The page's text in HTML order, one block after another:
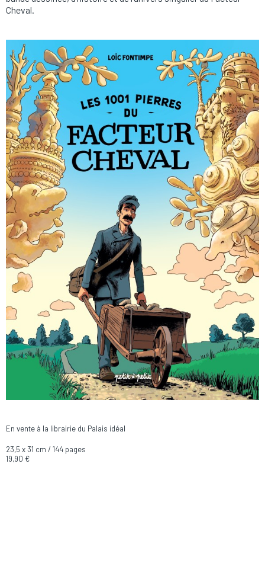
Cheval.
En vente à la librairie du Palais idéal
23,5 x 31 cm / 144 pages
19,90 €